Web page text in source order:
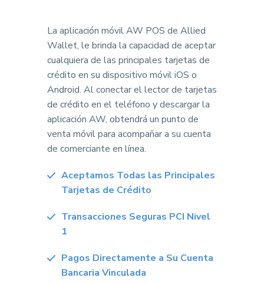
La aplicación móvil AW POS de Allied
Wallet, le brinda la capacidad de aceptar
cualquiera de las principales tarjetas de
crédito en su dispositivo móvil iOS o
Android. Al conectar el lector de tarjetas
de crédito en el teléfono y descargar la
aplicación AW, obtendrá un punto de
venta móvil para acompañar a su cuenta
de comerciante en línea.
Aceptamos Todas las Principales
Tarjetas de Crédito
Transacciones Seguras PCI Nivel
1
Pagos Directamente a Su Cuenta
Bancaria Vinculada